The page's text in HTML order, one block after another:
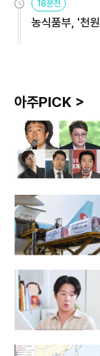
18분전
농식품부, '천
아주PICK >